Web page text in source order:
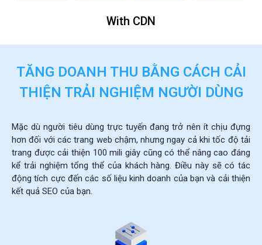
With CDN
TĂNG DOANH THU BẰNG CÁCH CẢI
THIỆN TRẢI NGHIỆM NGƯỜI DÙNG​
Mặc dù người tiêu dùng trực tuyến đang trở nên ít chịu đựng
hơn đối với các trang web chậm, nhưng ngay cả khi tốc độ tải
trang được cải thiện 100 mili giây cũng có thể nâng cao đáng
kể trải nghiệm tổng thể của khách hàng. Điều này sẽ có tác
động tích cực đến các số liệu kinh doanh của bạn và cải thiện
kết quả SEO của bạn.